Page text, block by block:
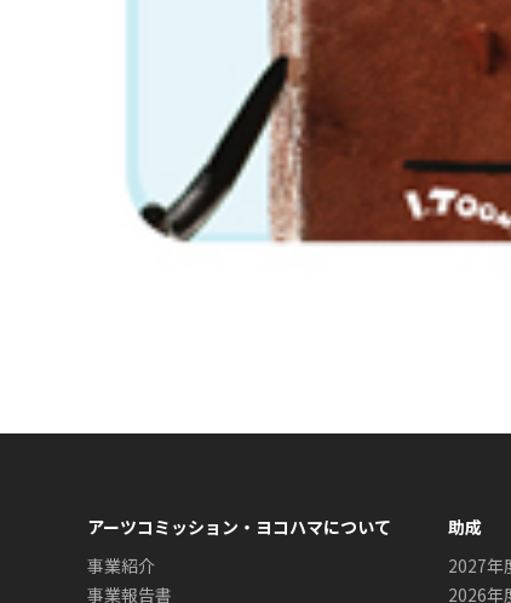
アーツコミッション・ヨコハマについて
事業紹介
事業報告書
助成
2027年
2026年